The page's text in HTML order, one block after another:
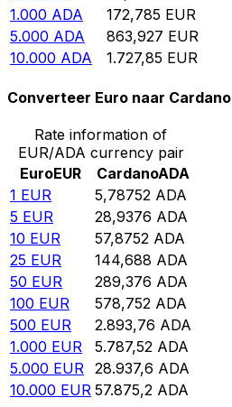
1.000 ADA 172,785 EUR
5.000 ADA 863,927 EUR
10.000 ADA 1.727,85 EUR
Converteer Euro naar Cardano
Rate information of
EUR/ADA currency pair
EuroEUR CardanoADA
1 EUR 5,78752 ADA
5 EUR 28,9376 ADA
10 EUR 57,8752 ADA
25 EUR 144,688 ADA
50 EUR 289,376 ADA
100 EUR 578,752 ADA
500 EUR 2.893,76 ADA
1.000 EUR 5.787,52 ADA
5.000 EUR 28.937,6 ADA
10.000 EUR 57.875,2 ADA